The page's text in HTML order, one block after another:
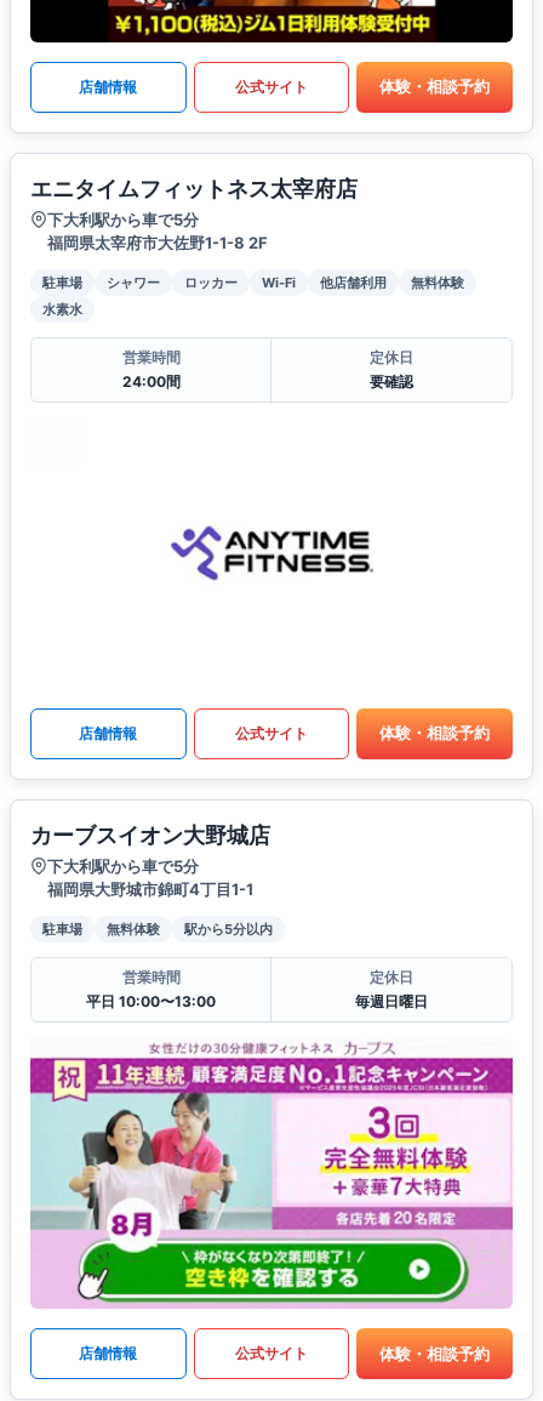
店舗情報 公式サイト 体験・相談予約
エニタイムフィットネス太宰府店
下大利駅から車で5分
福岡県太宰府市大佐野1-1-8 2F
駐車場 シャワー ロッカー Wi-Fi 他店舗利用
無料体験
水素水
営業時間
24:00間
定休日
要確認
店舗情報 公式サイト 体験・相談予約
カーブスイオン大野城店
下大利駅から車で5分
福岡県大野城市錦町4丁目1-1
駐車場 無料体験 駅から5分以内
営業時間
平日 10:00〜13:00
定休日
毎週日曜日
店舗情報 公式サイト 体験・相談予約